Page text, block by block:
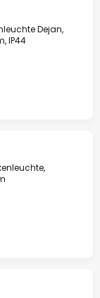
Dejan,
IP44